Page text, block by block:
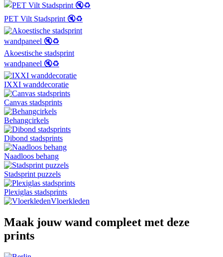
PET Vilt Stadsprint 🔇♻️
Akoestische stadsprint
wandpaneel 🔇♻️
IXXI wanddecoratie
Canvas stadsprints
Behangcirkels
Dibond stadsprints
Naadloos behang
Stadsprint puzzels
Plexiglas stadsprints
Vloerkleden
Maak jouw wand compleet met deze
prints